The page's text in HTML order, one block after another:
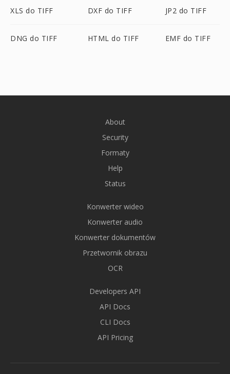
XLS do TIFF DXF do TIFF JP2 do TIFF
DNG do TIFF HTML do TIFF EMF do TIFF
About
Security
Formaty
Help
Status
Konwerter wideo
Konwerter audio
Konwerter dokumentów
Przetwornik obrazu
OCR
Developers API
API Docs
CLI Docs
API Pricing